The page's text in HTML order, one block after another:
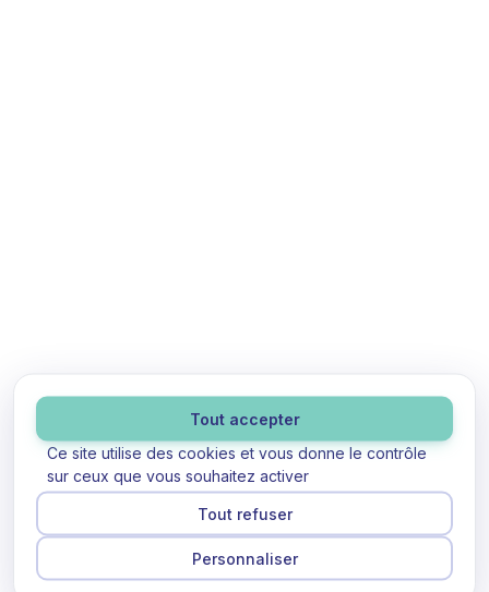
Ce site utilise des cookies et vous donne le contrôle
sur ceux que vous souhaitez activer
Tout accepter
Tout refuser
Personnaliser